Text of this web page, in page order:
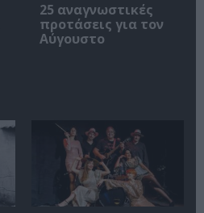
25 αναγνωστικές
προτάσεις για τον
Αύγουστο